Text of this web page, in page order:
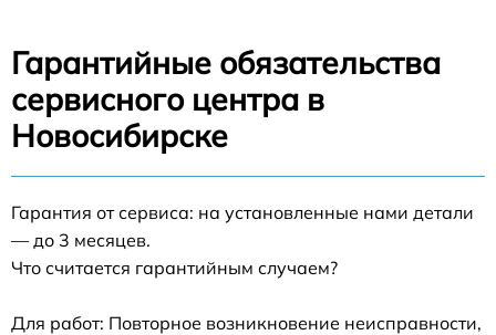
Гарантийные обязательства
сервисного центра в
Новосибирске
Гарантия от сервиса: на установленные нами детали
— до 3 месяцев.
Что считается гарантийным случаем?
Для работ: Повторное возникновение неисправности,